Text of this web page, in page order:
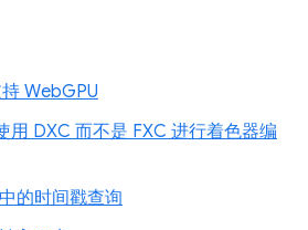
WebGPU
用 DXC 而不是 FXC 进行着色器编
的时间戳查询